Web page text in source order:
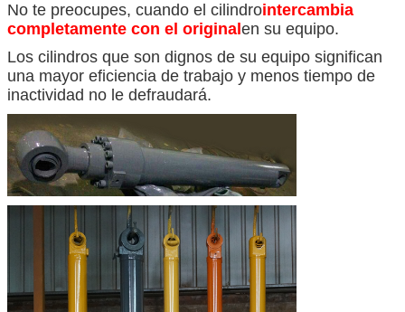
No te preocupes, cuando el cilindrointercambia
completamente con el original en su equipo.
Los cilindros que son dignos de su equipo significan
una mayor eficiencia de trabajo y menos tiempo de
inactividad no le defraudará.